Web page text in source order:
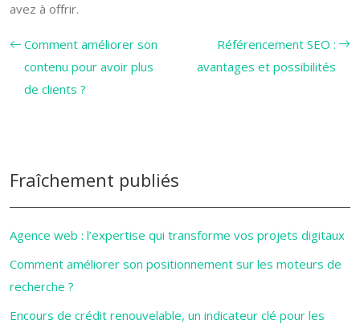
avez à offrir.
Comment améliorer son
contenu pour avoir plus
de clients ?
Référencement SEO :
avantages et possibilités
Fraîchement publiés
Agence web : l’expertise qui transforme vos projets digitaux
Comment améliorer son positionnement sur les moteurs de
recherche ?
Encours de crédit renouvelable, un indicateur clé pour les